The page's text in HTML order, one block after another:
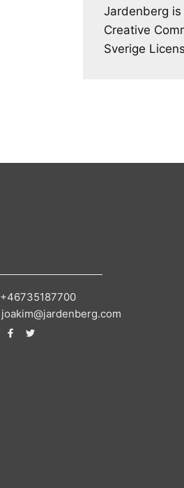
Jardenberg
Creative
Sverige
+46735187700
joakim@jardenberg.com